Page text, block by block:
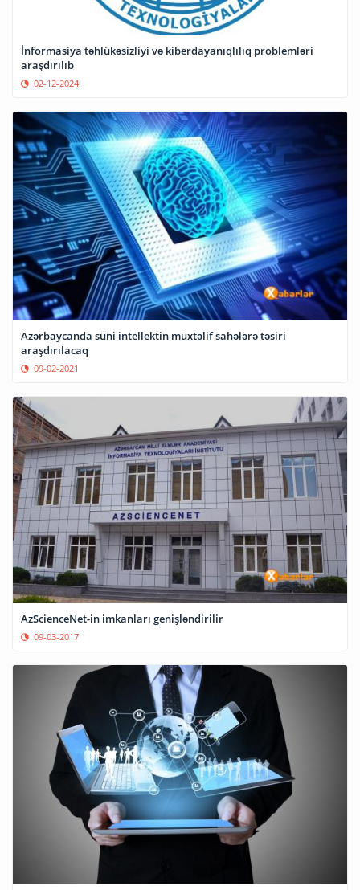
İnformasiya təhlükəsizliyi və kiberdayanıqlılıq problemləri
araşdırılıb
02-12-2024
Azərbaycanda süni intellektin müxtəlif sahələrə təsiri
araşdırılacaq
09-02-2021
AzScienceNet-in imkanları genişləndirilir
09-03-2017